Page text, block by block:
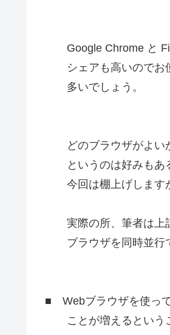
Google Chrome と
シェアも高いのでお
多いでしょう。
どのブラウザがよい
というのは好みもあ
今回は棚上げします
実際の所、筆者は上
ブラウザを同時並行で
■ Webブラウザを使っ
ことが増えるという